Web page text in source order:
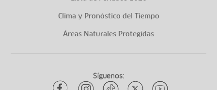
Clima y Pronóstico del Tiempo
Áreas Naturales Protegidas
Síguenos: